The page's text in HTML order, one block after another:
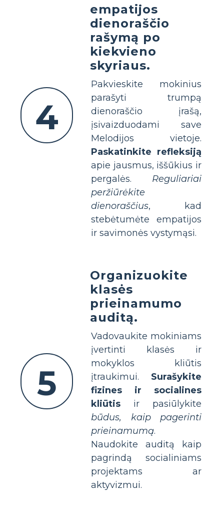
4
empatijos
dienoraščio
rašymą po
kiekvieno
skyriaus.
Pakvieskite mokinius
parašyti trumpą
dienoraščio įrašą,
įsivaizduodami save
Melodijos vietoje.
Paskatinkite refleksiją
apie jausmus, iššūkius ir
pergalės. Reguliariai
peržiūrėkite
dienoraščius, kad
stebėtumėte empatijos
ir savimonės vystymąsi.
5
Organizuokite
klasės
prieinamumo
auditą.
Vadovaukite mokiniams
įvertinti klasės ir
mokyklos kliūtis
įtraukimui. Surašykite
fizines ir socialines
kliūtis ir pasiūlykite
būdus, kaip pagerinti
prieinamumą.
Naudokite auditą kaip
pagrindą socialiniams
projektams ar
aktyvizmui.